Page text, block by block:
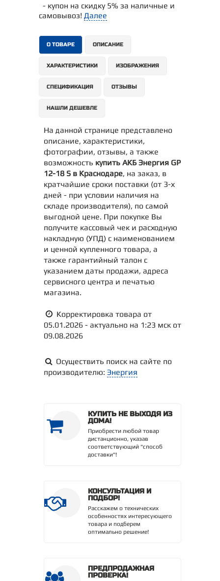
- купон на скидку 5% за наличные и
самовывоз! Далее
О ТОВАРЕ ОПИСАНИЕ
ХАРАКТЕРИСТИКИ ИЗОБРАЖЕНИЯ
СПЕЦИФИКАЦИЯ ОТЗЫВЫ
НАШЛИ ДЕШЕВЛЕ
На данной странице представлено
описание, характеристики,
фотографии, отзывы, а также
возможность купить АКБ Энергия GP
12-18 S в Краснодаре, на заказ, в
кратчайшие сроки поставки (от 3-х
дней - при условии наличия на
складе производителя), по самой
выгодной цене. При покупке Вы
получите кассовый чек и расходную
накладную (УПД) с наименованием
и ценной купленного товара, а
также гарантийный талон с
указанием даты продажи, адреса
сервисного центра и печатью
магазина.
Корректировка товара от
05.01.2026 - актуально на 1:23 мск от
09.08.2026
Осуществить поиск на сайте по
производителю: Энергия
КУПИТЬ НЕ ВЫХОДЯ ИЗ
ДОМА!
Приобрести любой товар
дистанционно, указав
соответствующий "способ
доставки"!
КОНСУЛЬТАЦИЯ И
ПОДБОР!
Расскажем о технических
особенностях интересующего
товара и подберем
оптимально решение!
ПРЕДПРОДАЖНАЯ
ПРОВЕРКА!